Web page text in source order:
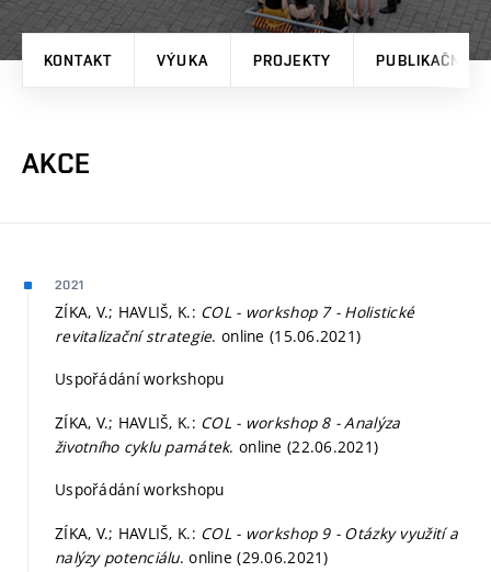
KONTAKT VÝUKA PROJEKTY PUBLIKAČNÍ
AKCE
2021
ZÍKA, V.; HAVLIŠ, K.: COL - workshop 7 - Holistické
revitalizační strategie. online (15.06.2021)
Uspořádání workshopu
ZÍKA, V.; HAVLIŠ, K.: COL - workshop 8 - Analýza
životního cyklu památek. online (22.06.2021)
Uspořádání workshopu
ZÍKA, V.; HAVLIŠ, K.: COL - workshop 9 - Otázky využití a
nalýzy potenciálu. online (29.06.2021)